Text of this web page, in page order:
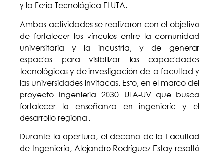
y la Feria Tecnológica FI UTA.
Ambas actividades se realizaron con el objetivo
de fortalecer los vínculos entre la comunidad
universitaria y la industria, y de generar
espacios para visibilizar las capacidades
tecnológicas y de investigación de la facultad y
las universidades invitadas. Esto, en el marco del
proyecto Ingeniería 2030 UTA-UV que busca
fortalecer la enseñanza en ingeniería y el
desarrollo regional.
Durante la apertura, el decano de la Facultad
de Ingeniería, Alejandro Rodríguez Estay resaltó